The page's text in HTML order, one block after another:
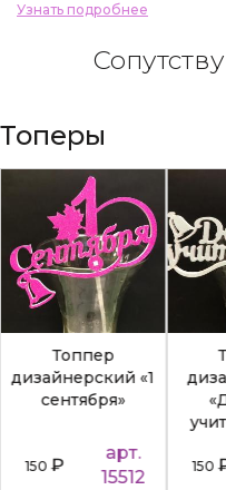
Узнать подробнее
Топеры
Топпер
дизайнерский «1
сентября»
150₽
арт.
15512
150